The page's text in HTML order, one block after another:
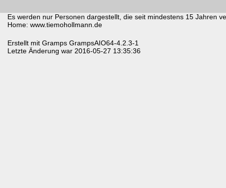
Es werden nur Personen dargestellt, die seit mindestens 15 Jahren
Home: www.tiemohollmann.de
Erstellt mit Gramps GrampsAIO64-4.2.3-1
Letzte Änderung war 2016-05-27 13:35:36